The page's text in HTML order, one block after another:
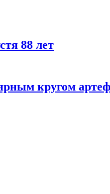
88 лет
кругом